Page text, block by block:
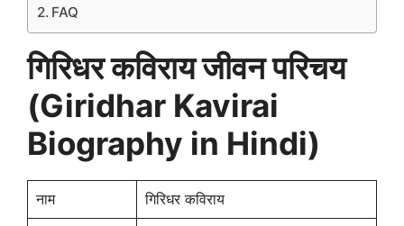
FAQ
गिरिधर कविराय जीवन परिचय
(Giridhar Kavirai
Biography in Hindi)
नाम गिरिधर कविराय